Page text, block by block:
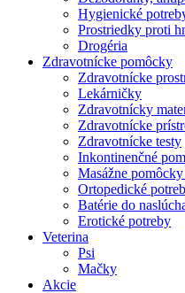
Hygienické
Prostriedky proti
Drogéria
Zdravotnícke pomôcky
Zdravotnícke
Lekárničky
Zdravotnícky
Zdravotnícke
Zdravotnícke testy
Inkontinenčné
Masážne
Ortopedické
Batérie do
Erotické potreby
Veterina
Psi
Mačky
Akcie